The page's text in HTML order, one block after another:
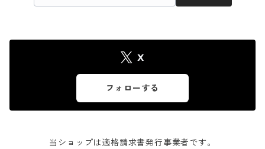
X
フォローする
当ショップは適格請求書発行事業者です。